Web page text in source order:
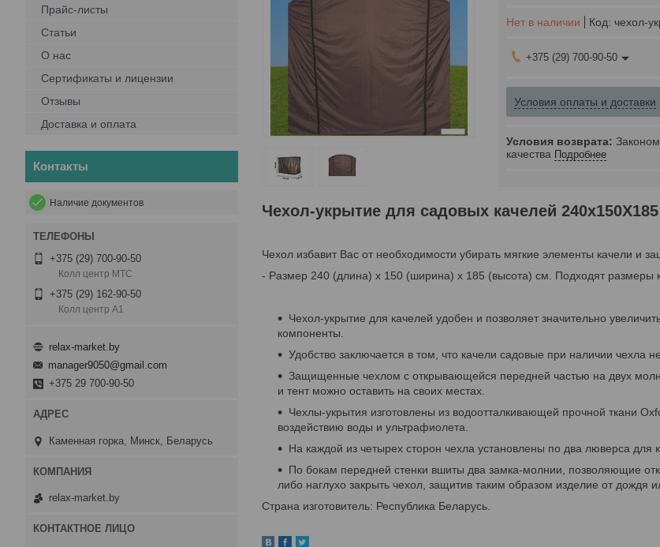
Нет в наличии Код: чехол-
+375 (29) 700-90-50
Условия оплаты и доставки
качества Подробнее
Чехол-укрытие для садовых качелей
Чехол избавит Вас от необходимости убирать мягкие элементы качели и
- Размер 240 (длина) х 150 (ширина) х 185 (высота) см. Подходят размеры
Чехол-укрытие для качелей удобен и позволяет значительно
компоненты.
Удобство заключается в том, что качели садовые при наличии чехла
Защищенные чехлом с открывающейся передней частью на двух
и тент можно оставить на своих местах.
Чехлы-укрытия изготовлены из водоотталкивающей прочной ткани
воздействию воды и ультрафиолета.
На каждой из четырех сторон чехла установлены по два люверса для
По бокам передней стенки вшиты два замка-молнии, позволяющие
либо наглухо закрыть чехол, защитив таким образом изделие от дождя
Страна изготовитель: Республика Беларусь.
Прайс-листы
Статьи
О нас
Сертификаты и лицензии
Отзывы
Доставка и оплата
Контакты
Наличие документов
+375 (29) 700-90-50
Колл центр МТС
+375 (29) 162-90-50
Колл центр А1
relax-market.by
manager9050@gmail.com
+375 29 700-90-50
Каменная горка, Минск, Беларусь
relax-market.by